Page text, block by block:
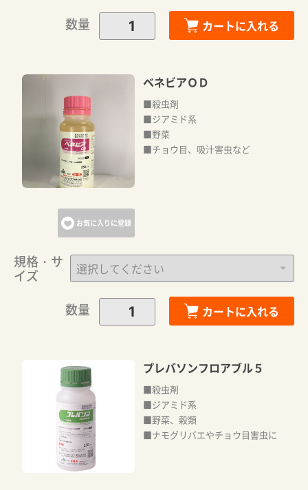
数量
カートに入れる
お気に入りに登録
ベネビアＯＤ
■殺虫剤
■ジアミド系
■野菜
■チョウ目、吸汁害虫など
規格・サ
イズ
数量
カートに入れる
プレバソンフロアブル５
■殺虫剤
■ジアミド系
■野菜、穀類
■ナモグリバエやチョウ目害虫に